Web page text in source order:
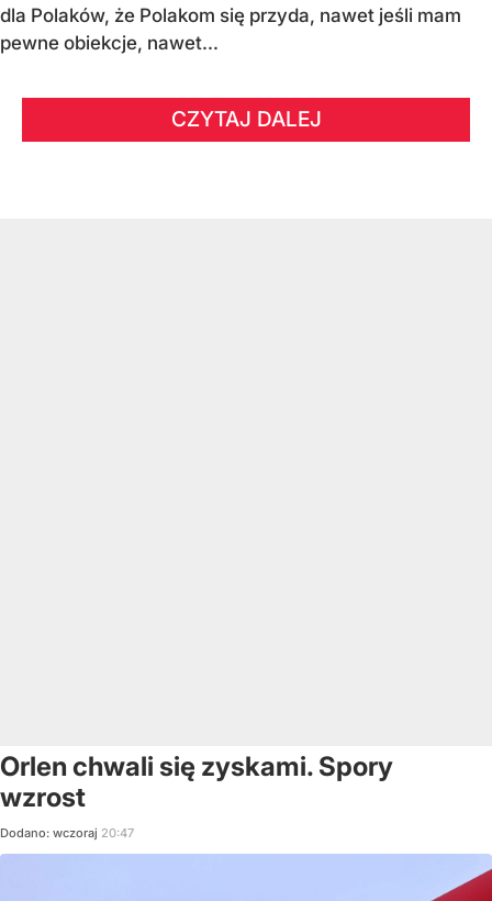
dla Polaków, że Polakom się przyda, nawet jeśli mam
pewne obiekcje, nawet...
CZYTAJ DALEJ
Orlen chwali się zyskami. Spory
wzrost
Dodano: wczoraj 20:47